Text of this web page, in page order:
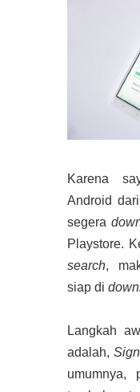
Karena
Android
segera
Playstore.
search,
siap di
Langkah
adalah,
umumnya,